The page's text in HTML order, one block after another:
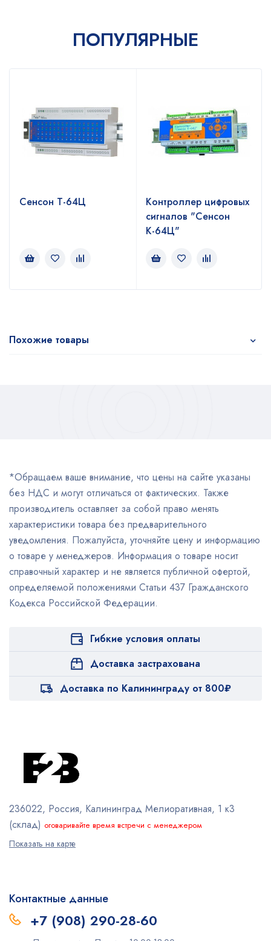
ПОПУЛЯРНЫЕ
Сенсон Т-64Ц
Контроллер цифровых
сигналов "Сенсон
К-64Ц"
Похожие товары
*Обращаем ваше внимание, что цены на сайте указаны
без НДС и могут отличаться от фактических. Также
производитель оставляет за собой право менять
характеристики товара без предварительного
уведомления. Пожалуйста, уточняйте цену и информацию
о товаре у менеджеров. Информация о товаре носит
справочный характер и не является публичной офертой,
определяемой положениями Статьи 437 Гражданского
Кодекса Российской Федерации.
Гибкие условия оплаты
Доставка застрахована
Доставка по Калининграду от 800₽
236022, Россия, Калининград Мелиоративная, 1 к3
(склад) оговаривайте время встречи с менеджером
Показать на карте
Контактные данные
+7 (908) 290-28-60